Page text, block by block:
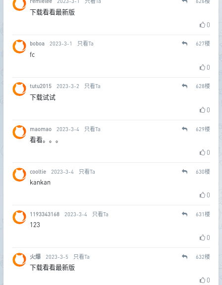
下载看看最新版
0
boboa 2023-3-1 只看Ta 627楼
fc
0
tutu2015 2023-3-2 只看Ta 628楼
下载试试
0
maomao 2023-3-4 只看Ta 629楼
看看。。。
0
cooltie 2023-3-4 只看Ta 630楼
kankan
0
1193343168 2023-3-4 只看Ta 631楼
123
0
火爆 2023-3-5 只看Ta 632楼
下载看看最新版
0